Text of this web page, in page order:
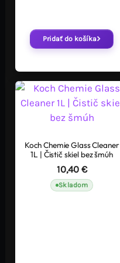
Pridať do košíka
Koch Chemie Glass Cleaner
1L | Čistič skiel bez šmúh
10,40 €
Skladom